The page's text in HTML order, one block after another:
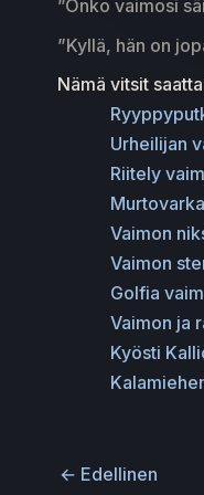
”Onko vaimosi
”Kyllä, hän on
Nämä vitsit
Urheilijan
Riitely
Vaimon
Vaimon
Golfia
Vaimon ja
Kyösti
← Edellinen